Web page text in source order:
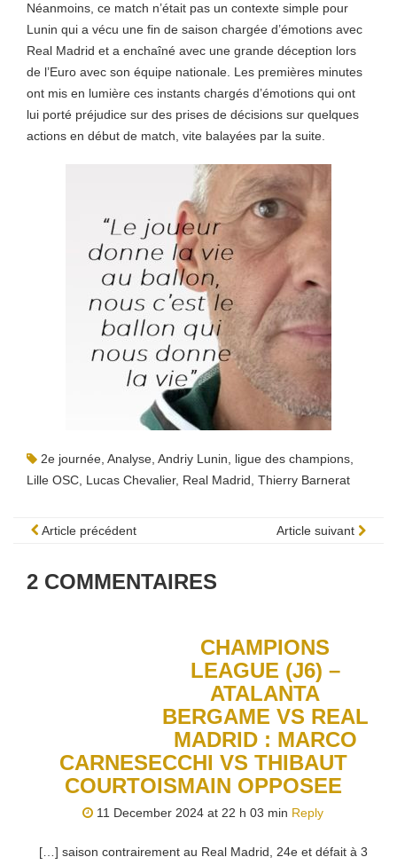
Néanmoins, ce match n’était pas un contexte simple pour
Lunin qui a vécu une fin de saison chargée d’émotions avec
Real Madrid et a enchaîné avec une grande déception lors
de l’Euro avec son équipe nationale. Les premières minutes
ont mis en lumière ces instants chargés d’émotions qui ont
lui porté préjudice sur des prises de décisions sur quelques
actions en début de match, vite balayées par la suite.
2e journée Analyse Andriy Lunin ligue des champions
Lille OSC Lucas Chevalier, Real Madrid Thierry Barnerat
Article précédent Article suivant
2 COMMENTAIRES
CHAMPIONS
LEAGUE (J6) –
ATALANTA
BERGAME VS REAL
MADRID : MARCO
CARNESECCHI VS THIBAUT
COURTOISMAIN OPPOSEE
11 December 2024 at 22 h 03 min Reply
[…] saison contrairement au Real Madrid, 24e et défait à 3